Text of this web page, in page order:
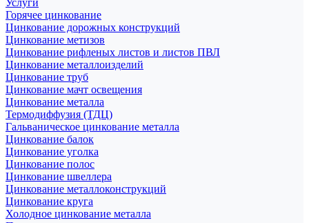
Услуги
Горячее цинкование
Цинкование дорожных конструкций
Цинкование метизов
Цинкование рифленых листов и листов ПВЛ
Цинкование металлоизделий
Цинкование труб
Цинкование мачт освещения
Цинкование металла
Термодиффузия (ТДЦ)
Гальваническое цинкование металла
Цинкование балок
Цинкование уголка
Цинкование полос
Цинкование швеллера
Цинкование металлоконструкций
Цинкование круга
Холодное цинкование металла